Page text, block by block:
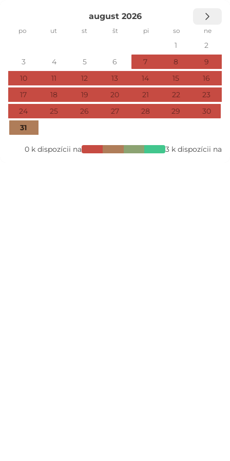
august 2026
po ut st št pi so ne
1
2
3
4 5 6 7 8
9
10
11 12 13 14 15
16
17
18 19 20 21 22
23
24
25 26 27 28 29
30
31
0 k dispozícii na 3 k dispozícii na